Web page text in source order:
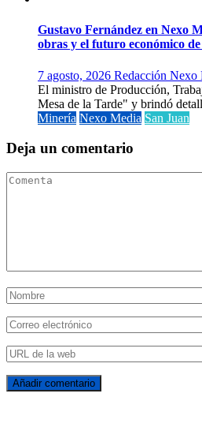
Gustavo Fernández en Nexo
obras y el futuro económico
7 agosto, 2026 Redacción Nexo
El ministro de Producción,
Mesa de la Tarde" y brindó
Minería Nexo Media San Juan
Deja un comentario